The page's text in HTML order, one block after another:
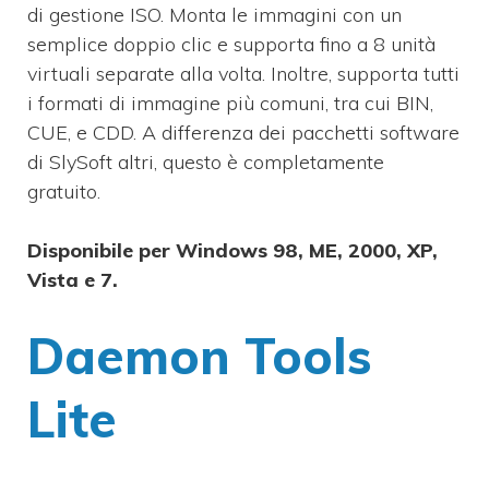
di gestione ISO. Monta le immagini con un
semplice doppio clic e supporta fino a 8 unità
virtuali separate alla volta. Inoltre, supporta tutti
i formati di immagine più comuni, tra cui BIN,
CUE, e CDD. A differenza dei pacchetti software
di SlySoft altri, questo è completamente
gratuito.
Disponibile per Windows 98, ME, 2000, XP,
Vista e 7.
Daemon Tools
Lite